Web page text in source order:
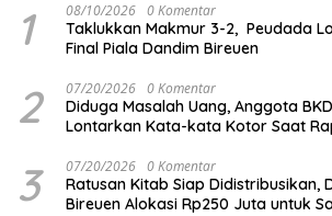
1 08/10/2026 0 Komentar
Taklukkan Makmur 3-2, Peudada
Final Piala Dandim Bireuen
2 07/20/2026 0 Komentar
Diduga Masalah Uang, Anggota
Lontarkan Kata-kata Kotor Saat
3 07/20/2026 0 Komentar
Ratusan Kitab Siap Didistribusikan,
Bireuen Alokasi Rp250 Juta untuk